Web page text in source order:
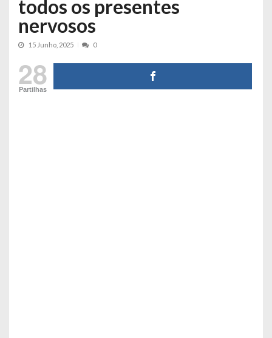
todos os presentes
nervosos
15 Junho, 2025 0
28
Partilhas